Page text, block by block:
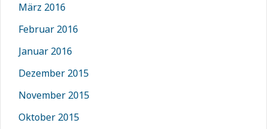
März 2016
Februar 2016
Januar 2016
Dezember 2015
November 2015
Oktober 2015